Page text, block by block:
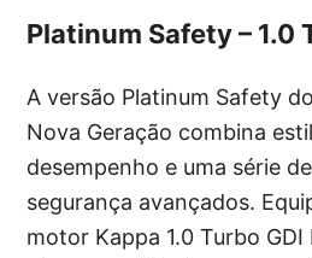
Platinum Safety – 1.0
A versão Platinum Safety
Nova Geração combina
desempenho e uma série
segurança avançados.
motor Kappa 1.0 Turbo